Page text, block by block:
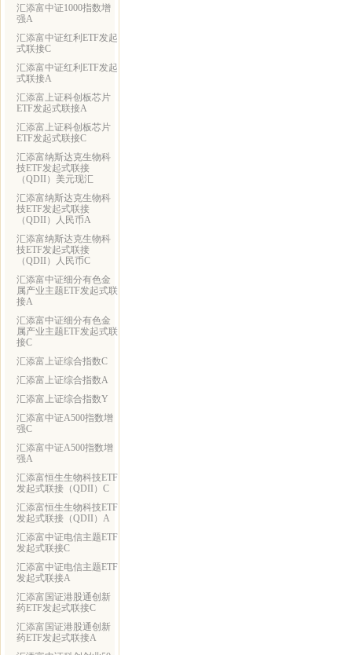
汇添富中证1000指数增
强A
汇添富中证红利ETF发起
式联接C
汇添富中证红利ETF发起
式联接A
汇添富上证科创板芯片
ETF发起式联接A
汇添富上证科创板芯片
ETF发起式联接C
汇添富纳斯达克生物科
技ETF发起式联接
（QDII）美元现汇
汇添富纳斯达克生物科
技ETF发起式联接
（QDII）人民币A
汇添富纳斯达克生物科
技ETF发起式联接
（QDII）人民币C
汇添富中证细分有色金
属产业主题ETF发起式联
接A
汇添富中证细分有色金
属产业主题ETF发起式联
接C
汇添富上证综合指数C
汇添富上证综合指数A
汇添富上证综合指数Y
汇添富中证A500指数增
强C
汇添富中证A500指数增
强A
汇添富恒生生物科技ETF
发起式联接（QDII）C
汇添富恒生生物科技ETF
发起式联接（QDII）A
汇添富中证电信主题ETF
发起式联接C
汇添富中证电信主题ETF
发起式联接A
汇添富国证港股通创新
药ETF发起式联接C
汇添富国证港股通创新
药ETF发起式联接A